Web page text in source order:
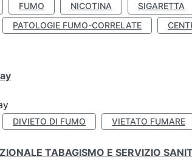
FUMO NICOTINA SIGARETTA
PATOLOGIE FUMO-CORRELATE
DIVIETO DI FUMO VIETATO FUMARE
TABAGISMO E SERVIZIO